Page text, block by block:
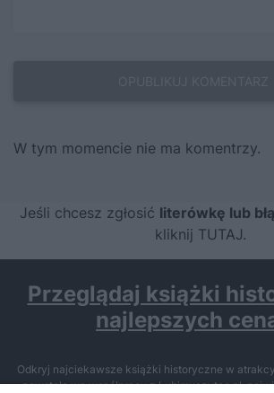
W tym momencie nie ma komentrzy.
Jeśli chcesz zgłosić literówkę lub
kliknij TUTAJ.
Przeglądaj książki
najlepszych
Odkryj najciekawsze książki historyczne w
powstała we współpracy z Lubimyczytac.pl,